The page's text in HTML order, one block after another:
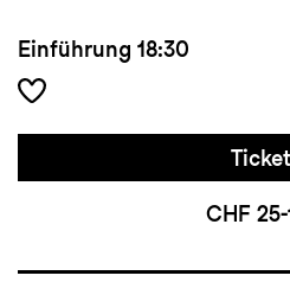
Einführung 18:30
CHF